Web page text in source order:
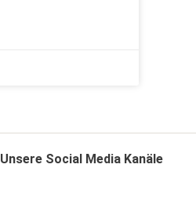
Unsere Social Media Kanäle